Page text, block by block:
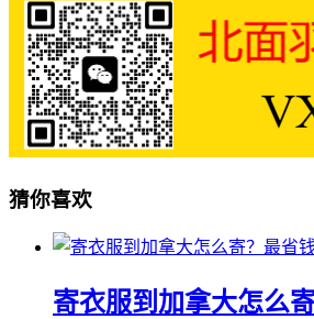
猜你喜欢
寄衣服到加拿大怎么